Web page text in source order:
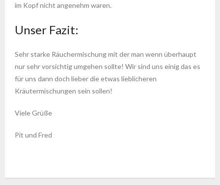
im Kopf nicht angenehm waren.
Unser Fazit:
Sehr starke Räuchermischung mit der man wenn überhaupt
nur sehr vorsichtig umgehen sollte! Wir sind uns einig das es
für uns dann doch lieber die etwas lieblicheren
Kräutermischungen sein sollen!
Viele Grüße
Pit und Fred